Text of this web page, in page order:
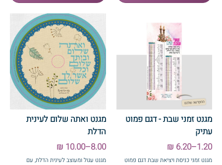
מגנט זמני שבת - דגם פמוט
עתיק
1.20–6.20 ₪
מגנט זמני כניסת ויציאת שבת דגם פמוט
מגנט ואתה שלום לעינית
הדלת
8.00–10.00 ₪
מגנט עגול ומעוצב לעינית הדלת, עם